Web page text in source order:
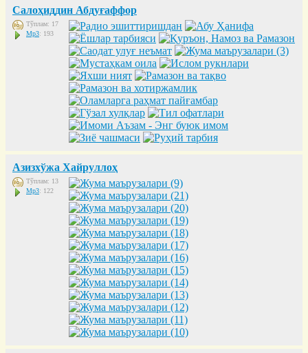
Салоҳиддин Абдуғаффор
Тўплам: 17
Mp3: 193
Азизхўжа Хайруллоҳ
Тўплам: 13
Mp3: 122